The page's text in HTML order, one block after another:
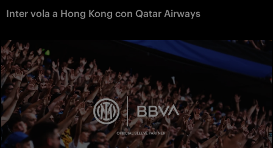
Inter vola a Hong Kong con Qatar Airways